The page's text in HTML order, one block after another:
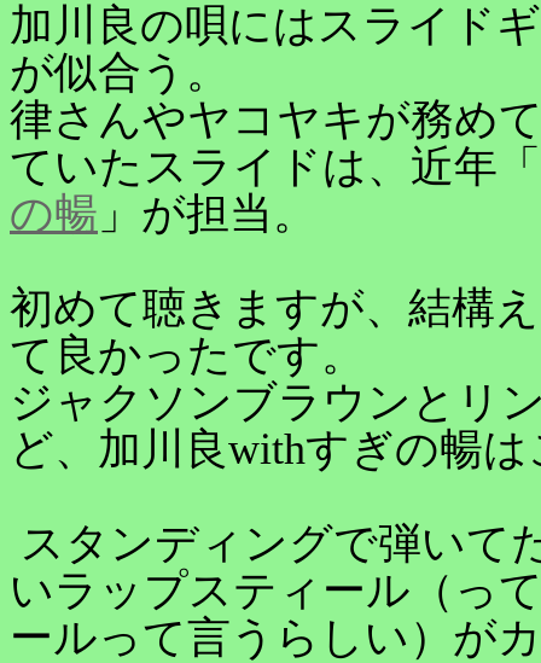
加川良の唄にはスライド
が似合う。
律さんやヤコヤキが務め
ていたスライドは、近年「
の暢 」が担当。
初めて聴きますが、結構
て良かったです。
ジャクソンブラウンとリ
ど、加川良withすぎの暢
スタンディングで弾いて
いラップスティール（っ
ールって言うらしい）が